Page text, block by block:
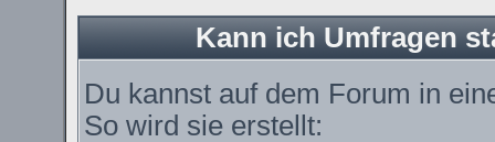
Kann ich Umfragen
Du kannst auf dem Forum in
So wird sie erstellt: